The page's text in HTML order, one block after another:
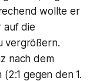
wollte er
auf die
vergrößern.
nach dem
gegen den 1.